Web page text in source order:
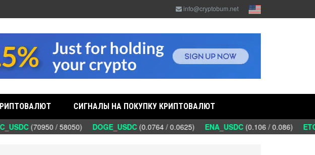
info@cryptobum.net
СИГНАЛЫ НА ПОКУПКУ КРИПТОВАЛЮТ
(70950 / 58050) DOGE_USDC(0.0764 / 0.0625) ENA_USDC(0.106 / 0.086)